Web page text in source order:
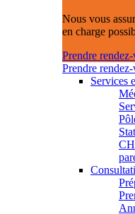
Nous vous
en charge
Prendre
Prendre
Services